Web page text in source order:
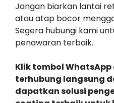
Jangan biarkan lantai
atau atap bocor
Segera hubungi kami
penawaran terbaik.
Klik tombol
terhubung langsung
dapatkan solusi